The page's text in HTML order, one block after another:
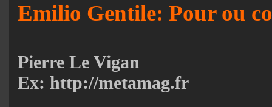
Emilio Gentile: Pour ou
Pierre Le Vigan
Ex: http://metamag.fr